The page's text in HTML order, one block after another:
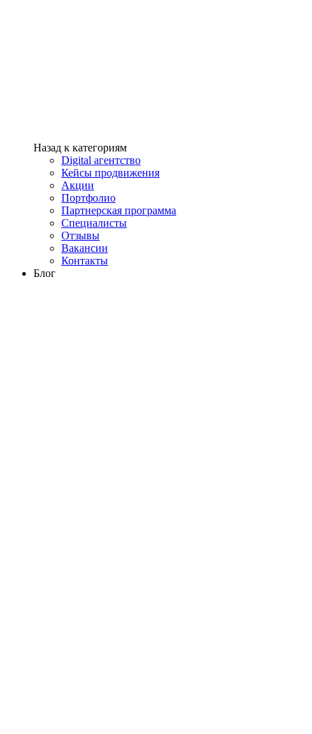
Назад к категориям
Digital агентство
Кейсы продвижения
Акции
Портфолио
Партнерская программа
Специалисты
Отзывы
Вакансии
Контакты
Блог